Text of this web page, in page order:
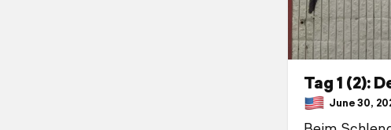
Tag 1 (2):
June 30,